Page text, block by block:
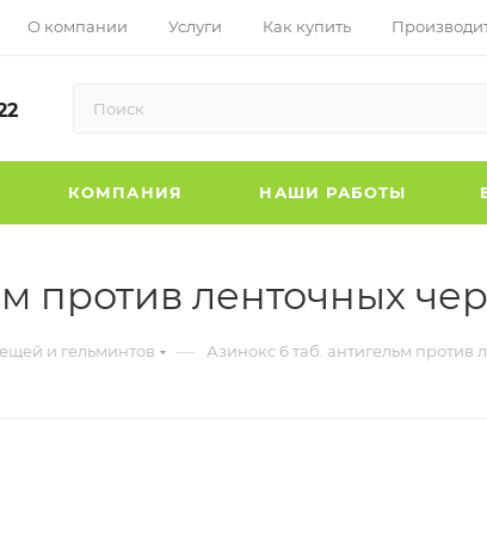
О компании Услуги Как купить
КОМПАНИЯ НАШИ РАБОТЫ
против ленточных
и гельминтов — Азинокс 6 таб. антигельм против